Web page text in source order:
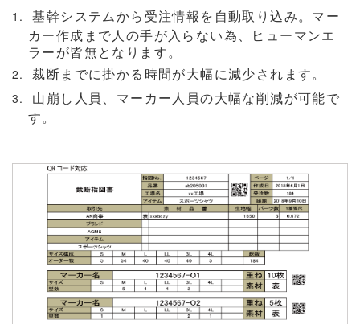
基幹システムから受注情報を自動取り込み。マー
カー作成まで人の手が入らない為、ヒューマンエ
ラーが皆無となります。
裁断までに掛かる時間が大幅に減少されます。
山崩し人員、マーカー人員の大幅な削減が可能で
す。